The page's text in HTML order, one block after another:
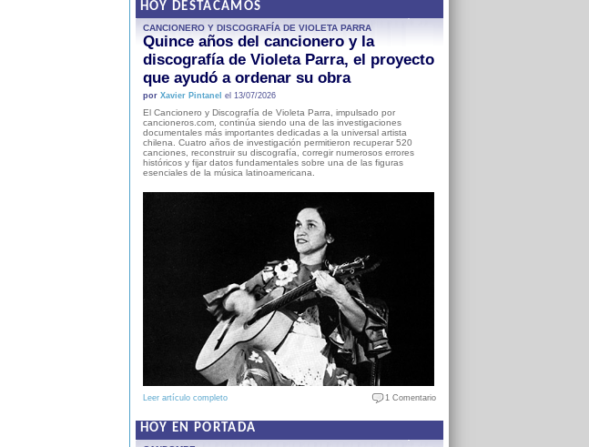
HOY DESTACAMOS
CANCIONERO Y DISCOGRAFÍA DE VIOLETA PARRA
Quince años del cancionero y la
discografía de Violeta Parra, el proyecto
que ayudó a ordenar su obra
por Xavier Pintanel el 13/07/2026
El Cancionero y Discografía de Violeta Parra, impulsado por
cancioneros.com, continúa siendo una de las investigaciones
documentales más importantes dedicadas a la universal artista
chilena. Cuatro años de investigación permitieron recuperar 520
canciones, reconstruir su discografía, corregir numerosos errores
históricos y fijar datos fundamentales sobre una de las figuras
esenciales de la música latinoamericana.
Leer artículo completo 1 Comentario
HOY EN PORTADA